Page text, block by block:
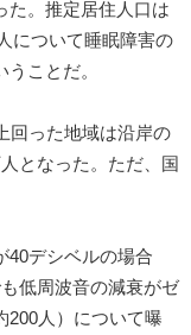
た。推定居住人口は
について睡眠障害の
ことだ。
回った地域は沿岸の
となった。ただ、国
デシベルの場合
低周波音の減衰がゼ
200人）について曝